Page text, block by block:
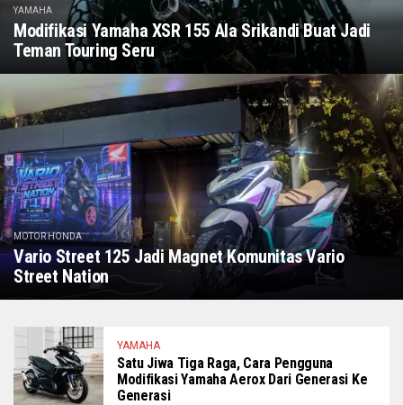
YAMAHA
Modifikasi Yamaha XSR 155 Ala Srikandi Buat Jadi
Teman Touring Seru
MOTOR HONDA
Vario Street 125 Jadi Magnet Komunitas Vario
Street Nation
YAMAHA
Satu Jiwa Tiga Raga, Cara Pengguna
Modifikasi Yamaha Aerox Dari Generasi Ke
Generasi